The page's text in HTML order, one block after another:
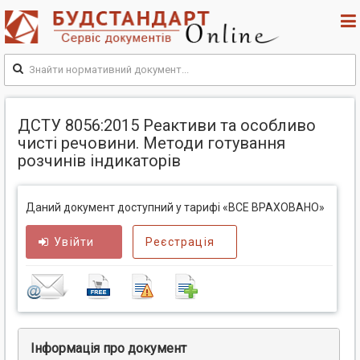
ДСТУ 8056:2015 Реактиви та особливо
чисті речовини. Методи готування
розчинів індикаторів
Даний документ доступний у тарифі «ВСЕ ВРАХОВАНО»
Увійти Реєстрація
Інформація про документ